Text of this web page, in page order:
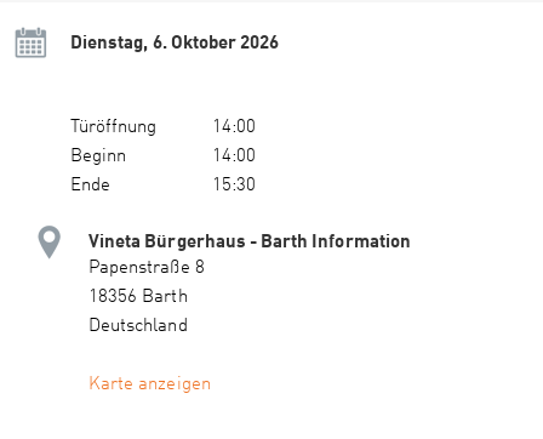
Dienstag, 6. Oktober 2026
Türöffnung
14:00
Beginn
14:00
Ende
15:30
Vineta Bürgerhaus - Barth Information
Papenstraße 8
18356 Barth
Deutschland
Karte anzeigen